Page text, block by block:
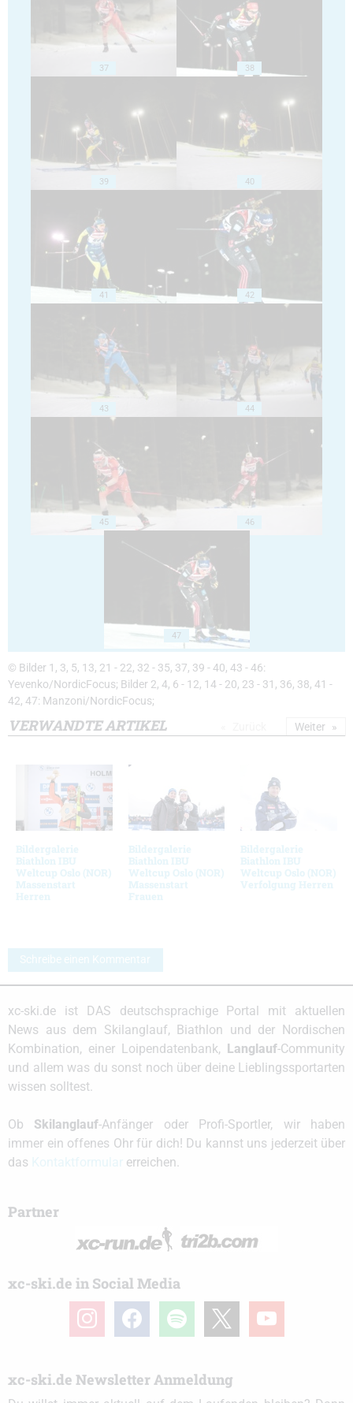
37 38
39 40
41 42
43 44
45 46
47
© Bilder 1, 3, 5, 13, 21 - 22, 32 - 35, 37, 39 - 40, 43 - 46:
Yevenko/NordicFocus; Bilder 2, 4, 6 - 12, 14 - 20, 23 - 31, 36, 38, 41 -
42, 47: Manzoni/NordicFocus;
VERWANDTE ARTIKEL
Bildergalerie
Biathlon IBU
Weltcup Oslo (NOR)
Massenstart
Herren
Bildergalerie
Biathlon IBU
Weltcup Oslo (NOR)
Massenstart
Frauen
Bildergalerie
Biathlon IBU
Weltcup Oslo (NOR)
Verfolgung Herren
Weiter
Schreibe einen Kommentar
xc-ski.de ist DAS deutschsprachige Portal mit aktuellen
News aus dem Skilanglauf, Biathlon und der Nordischen
Kombination, einer Loipendatenbank, Langlauf-Community
und allem was du sonst noch über deine Lieblingssportarten
wissen solltest.
Ob Skilanglauf-Anfänger oder Profi-Sportler, wir haben
immer ein offenes Ohr für dich! Du kannst uns jederzeit über
das
erreichen.
Partner
xc-ski.de in Social Media
instagramfacebook spotify youtube
xc-ski.de Newsletter Anmeldung